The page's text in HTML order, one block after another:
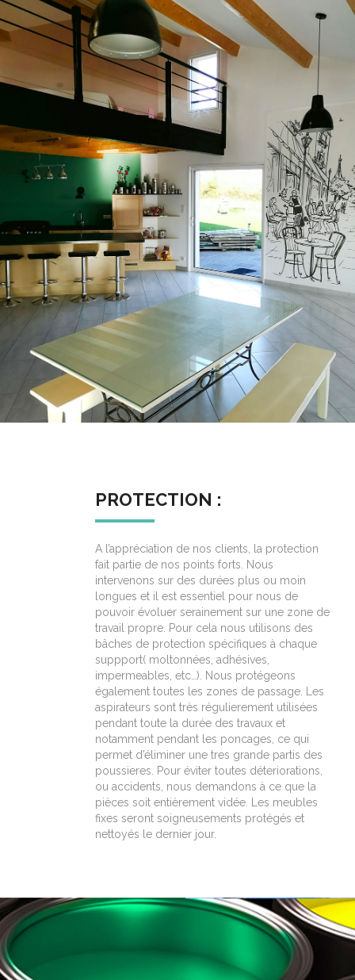
PROTECTION :
A l’appréciation de nos clients, la protection
fait partie de nos points forts. Nous
intervenons sur des durées plus ou moin
longues et il est essentiel pour nous de
pouvoir évoluer serainement sur une zone de
travail propre. Pour cela nous utilisons des
bâches de protection spécifiques à chaque
suppport( moltonnées, adhésives,
impermeables, etc…). Nous protégeons
également toutes les zones de passage. Les
aspirateurs sont très régulierement utilisées
pendant toute la durée des travaux et
notamment pendant les poncages, ce qui
permet d’éliminer une tres grande partis des
poussieres. Pour éviter toutes déteriorations,
ou accidents, nous demandons à ce que la
pièces soit entièrement vidée. Les meubles
fixes seront soigneusements protégés et
nettoyés le dernier jour.